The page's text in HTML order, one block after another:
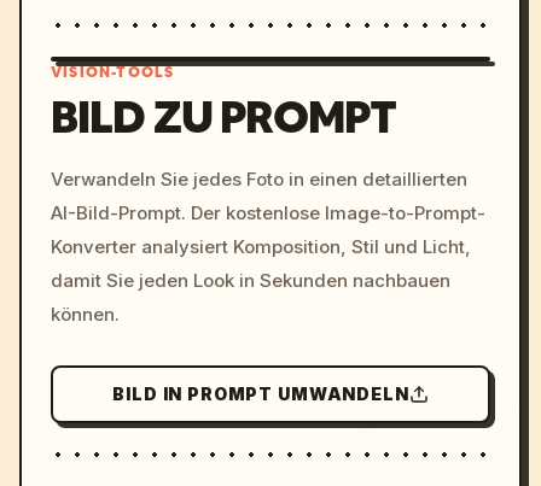
c, cyberpunk sunset, neon
colors, 8k --v 6.0
VISION-TOOLS
BILD ZU PROMPT
Verwandeln Sie jedes Foto in einen detaillierten
AI-Bild-Prompt. Der kostenlose Image-to-Prompt-
Konverter analysiert Komposition, Stil und Licht,
damit Sie jeden Look in Sekunden nachbauen
können.
BILD IN PROMPT UMWANDELN